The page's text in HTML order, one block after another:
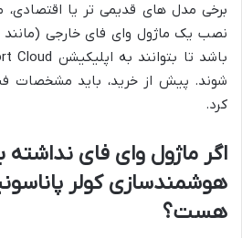
برخی مدل های قدیمی تر یا
شوند. پیش از خرید، باید مشخصات
کرد.
اگر ماژول وای فای نداشته
هوشمندسازی کولر
هست؟